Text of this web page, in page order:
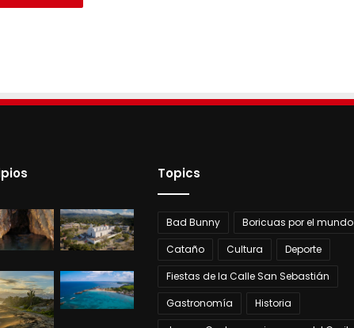
Topics
Bad Bunny
Boricuas por el mundo
Cataño
Cultura
Deporte
Fiestas de la Calle San Sebastián
Gastronomía
Historia